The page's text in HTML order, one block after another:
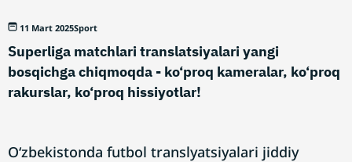
11 Mart 2025Sport
Superliga matchlari translatsiyalari yangi
bosqichga chiqmoqda - ko‘proq kameralar, ko‘proq
rakurslar, ko‘proq hissiyotlar!
O‘zbekistonda futbol translyatsiyalari jiddiy